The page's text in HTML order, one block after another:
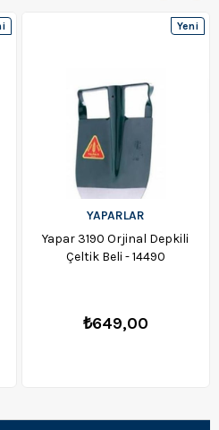
YAPARLAR
Yapar 3190 Orjinal Depkili
Çeltik Beli - 14490
₺649,00
Yeni